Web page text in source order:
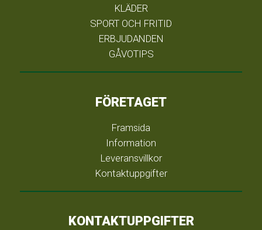
KLÄDER
SPORT OCH FRITID
ERBJUDANDEN
GÅVOTIPS
FÖRETAGET
Framsida
Information
Leveransvillkor
Kontaktuppgifter
KONTAKTUPPGIFTER